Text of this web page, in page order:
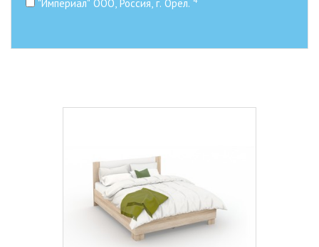
"Империал" ООО, Россия, г. Орёл.